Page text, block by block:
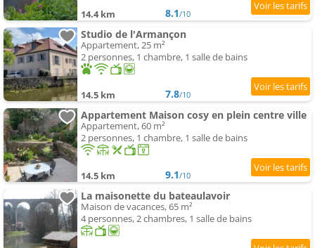
14.4 km 8.1/10
Studio de l'Armançon
Appartement, 25 m²
2 personnes, 1 chambre, 1 salle de bains
14.5 km 7.8/10
Appartement Maison cosy en plein centre ville
Appartement, 60 m²
2 personnes, 1 chambre, 1 salle de bains
14.5 km 9.1/10
La maisonette du bateaulavoir
Maison de vacances, 65 m²
4 personnes, 2 chambres, 1 salle de bains